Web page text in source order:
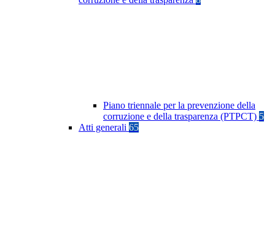
Piano triennale per la prevenzione della
corruzione e della trasparenza (PTPCT) 5
Atti generali 65